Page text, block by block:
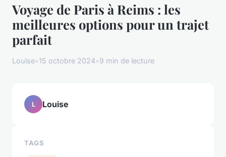
Voyage de Paris à Reims : les
meilleures options pour un trajet
parfait
Louise•15 octobre 2024•9 min de lecture
L Louise
TAGS